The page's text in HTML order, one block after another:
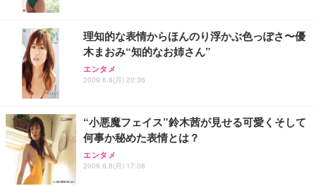
理知的な表情からほんのり浮かぶ色っぽさ〜優
木まおみ“知的なお姉さん”
エンタメ
2009.6.8(月) 20:36
“小悪魔フェイス”鈴木茜が見せる可愛くそして
何事か秘めた表情とは？
エンタメ
2009.6.8(月) 17:08